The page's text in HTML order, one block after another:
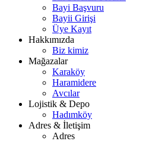
Bayi Başvuru
Bayii Girişi
Üye Kayıt
Hakkımızda
Biz kimiz
Mağazalar
Karaköy
Haramidere
Avcılar
Lojistik & Depo
Hadımköy
Adres & İletişim
Adres